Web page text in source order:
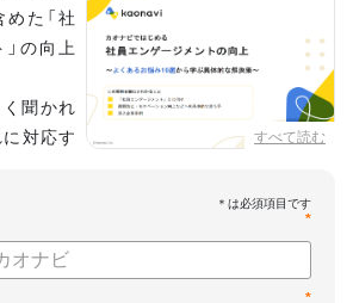
すべて読む
た「社
の向上
聞かれ
対応す
の企業様は明日から始められる施策も
*
*